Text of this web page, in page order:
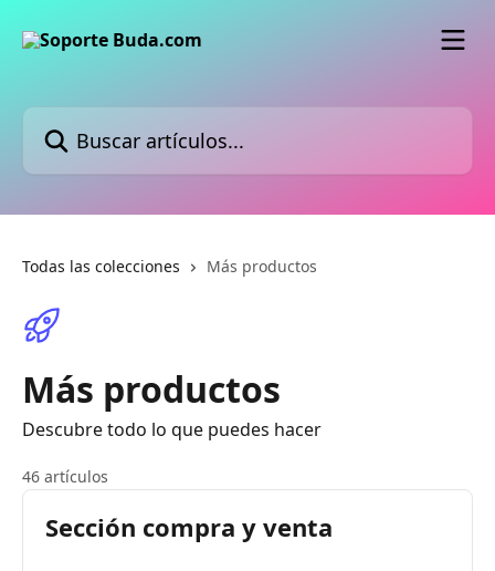
Buscar artículos...
Todas las colecciones Más productos
Más productos
Descubre todo lo que puedes hacer
46 artículos
Sección compra y venta